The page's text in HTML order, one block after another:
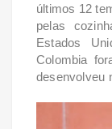
últimos 12
pelas
Estados
Colombia
desenvolveu